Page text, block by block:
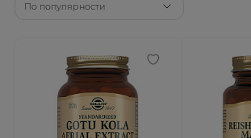
По популярности